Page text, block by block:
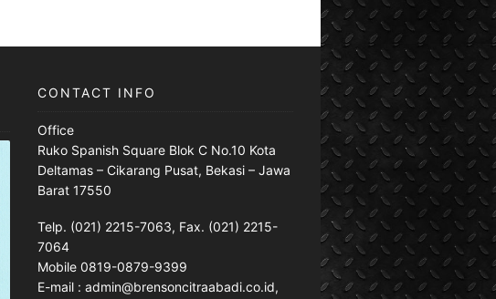
CONTACT INFO
Office
Ruko Spanish Square Blok C No.10 Kota
Deltamas – Cikarang Pusat, Bekasi – Jawa
Barat 17550
Telp. (021) 2215-7063, Fax. (021) 2215-
7064
Mobile 0819-0879-9399
E-mail : admin@brensoncitraabadi.co.id,